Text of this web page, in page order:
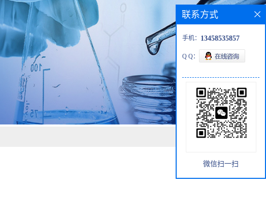
联系方式
手机： 13458535857
Q Q：
微信扫一扫